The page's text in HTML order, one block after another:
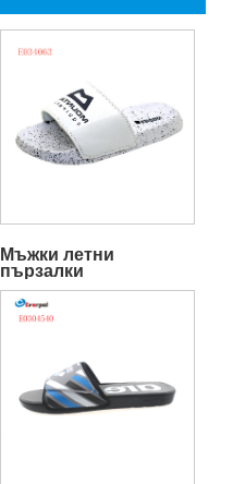
Мъжки летни
пързалки